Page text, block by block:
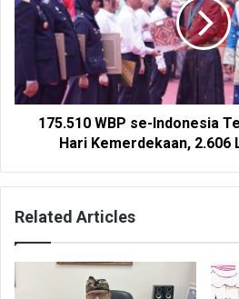
175.510 WBP se-Indonesia
Hari Kemerdekaan, 2.606
Related Articles